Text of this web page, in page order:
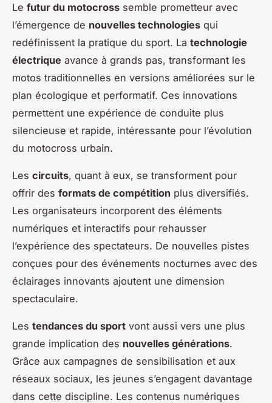
Le futur du motocross semble prometteur avec
l’émergence de nouvelles technologies qui
redéfinissent la pratique du sport. La technologie
électrique avance à grands pas, transformant les
motos traditionnelles en versions améliorées sur le
plan écologique et performatif. Ces innovations
permettent une expérience de conduite plus
silencieuse et rapide, intéressante pour l’évolution
du motocross urbain.
Les circuits, quant à eux, se transforment pour
offrir des formats de compétition plus diversifiés.
Les organisateurs incorporent des éléments
numériques et interactifs pour rehausser
l’expérience des spectateurs. De nouvelles pistes
conçues pour des événements nocturnes avec des
éclairages innovants ajoutent une dimension
spectaculaire.
Les tendances du sport vont aussi vers une plus
grande implication des nouvelles générations.
Grâce aux campagnes de sensibilisation et aux
réseaux sociaux, les jeunes s’engagent davantage
dans cette discipline. Les contenus numériques